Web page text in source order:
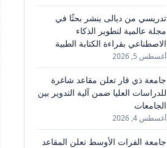
تدريسي من ديالى ينشر بحثًا في
مجلة عالمية لتطوير الذكاء
الاصطناعي بقراءة الكتابة الطبية
أغسطس 5, 2026
جامعة ذي قار تعلن مقاعد شاغرة
للدراسات العليا ضمن آلية التدوير بين
الجامعات
أغسطس 4, 2026
جامعة الفرات الأوسط تعلن المقاعد